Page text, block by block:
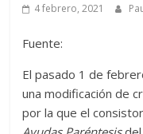
4 febrero, 2021
Fuente:
El pasado 1 de
una modificación de
por la que el